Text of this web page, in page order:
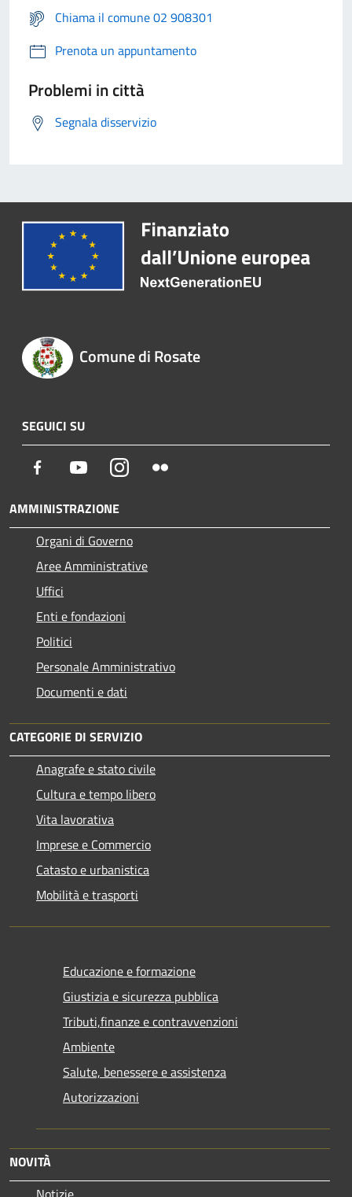
Chiama il comune 02 908301
Prenota un appuntamento
Problemi in città
Segnala disservizio
Comune di Rosate
SEGUICI SU
Facebook YoutubeInstagram
AMMINISTRAZIONE
Organi di Governo
Aree Amministrative
Uffici
Enti e fondazioni
Politici
Personale Amministrativo
Documenti e dati
CATEGORIE DI SERVIZIO
Anagrafe e stato civile
Cultura e tempo libero
Vita lavorativa
Imprese e Commercio
Catasto e urbanistica
Mobilità e trasporti
Educazione e formazione
Giustizia e sicurezza pubblica
Tributi,finanze e contravvenzioni
Ambiente
Salute, benessere e assistenza
Autorizzazioni
NOVITÀ